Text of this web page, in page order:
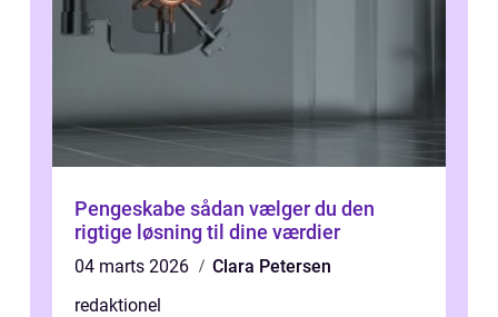
Pengeskabe sådan vælger du den
rigtige løsning til dine værdier
04 marts 2026
Clara Petersen
redaktionel